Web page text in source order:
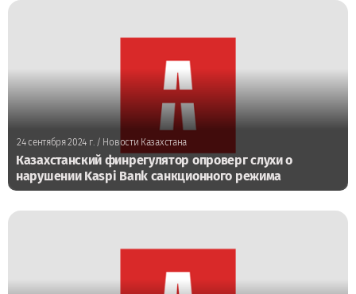
24 сентября 2024 г./ Новости Казахстана
Казахстанский финрегулятор опроверг слухи о
нарушении Kaspi Bank санкционного режима